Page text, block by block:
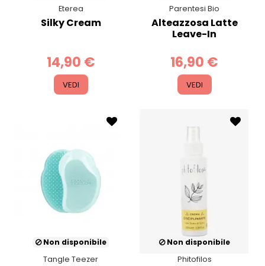
Eterea
Silky Cream
14,90 €
VEDI
Parentesi Bio
Alteazzosa Latte
Leave-In
16,90 €
VEDI
Non disponibile
Tangle Teezer
Non disponibile
Phitofilos